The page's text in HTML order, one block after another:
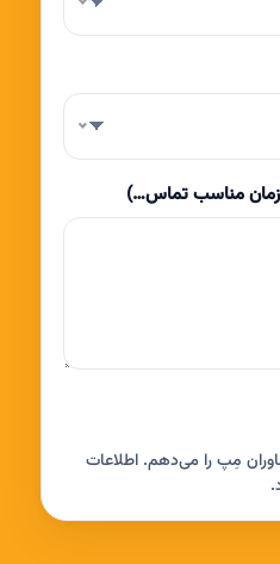
زمان مناسب تماس…)
مِپ را می‌دهم. اطلاعات